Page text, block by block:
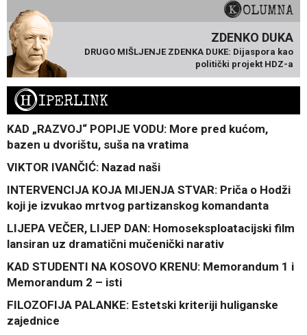
KOLUMNA
ZDENKO DUKA
DRUGO MIŠLJENJE ZDENKA DUKE: Dijaspora kao
politički projekt HDZ-a
HIPERLINK
KAD „RAZVOJ“ POPIJE VODU: More pred kućom,
bazen u dvorištu, suša na vratima
VIKTOR IVANČIĆ: Nazad naši
INTERVENCIJA KOJA MIJENJA STVAR: Priča o Hodži
koji je izvukao mrtvog partizanskog komandanta
LIJEPA VEČER, LIJEP DAN: Homoseksploatacijski film
lansiran uz dramatični mučenički narativ
KAD STUDENTI NA KOSOVO KRENU: Memorandum 1 i
Memorandum 2 – isti
FILOZOFIJA PALANKE: Estetski kriteriji huliganske
zajednice